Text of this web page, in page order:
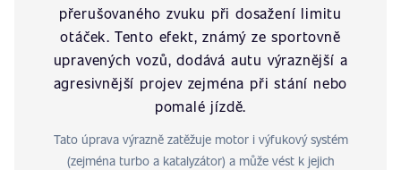
přerušovaného zvuku při dosažení limitu
otáček. Tento efekt, známý ze sportovně
upravených vozů, dodává autu výraznější a
agresivnější projev zejména při stání nebo
pomalé jízdě.
Tato úprava výrazně zatěžuje motor i výfukový systém
(zejména turbo a katalyzátor) a může vést k jejich